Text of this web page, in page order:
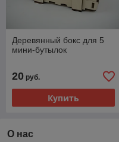
Деревянный бокс для 5
мини-бутылок
20 руб.
Купить
О нас